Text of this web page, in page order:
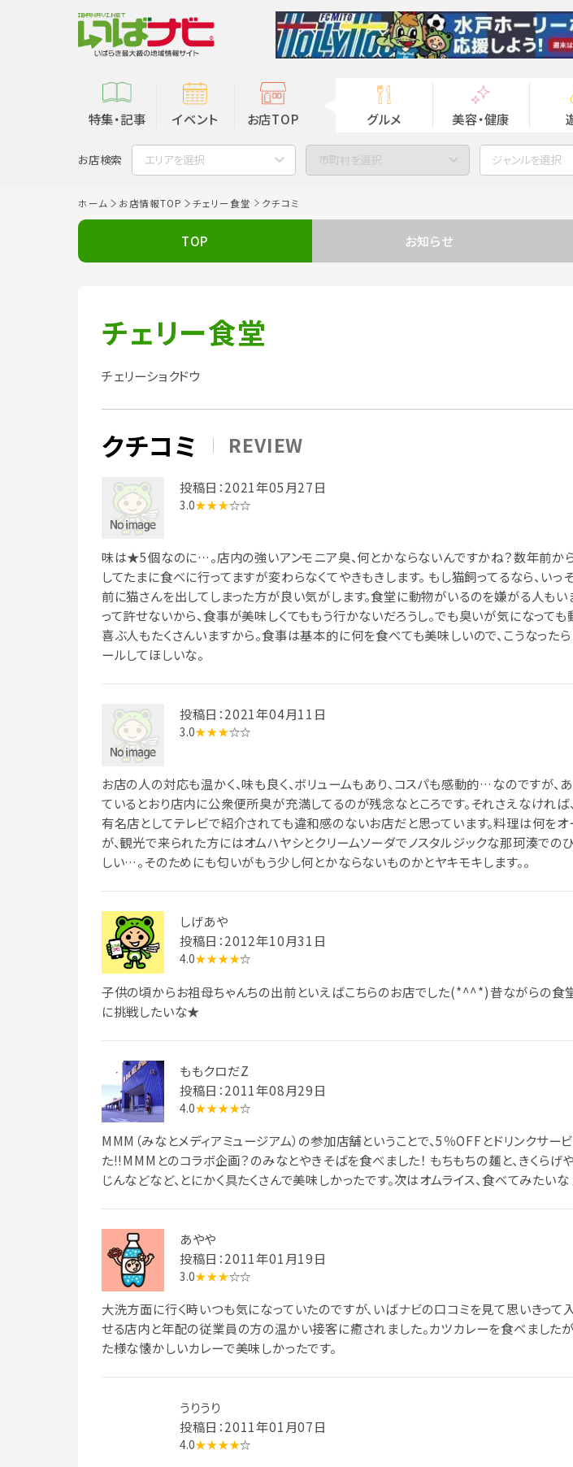
特集・記事 イベント お店TOP グルメ 美容・健康
お店検索 エリアを選択 市町村を選択 ジャンルを選択
ホーム お店情報TOP チェリー食堂 クチコミ
TOP お知らせ
チェリー食堂
チェリーショクドウ
クチコミ REVIEW
投稿日：2021年05月27日
3.0★★★☆☆
味は★5個なのに…。店内の強いアンモニア臭、何とかならないんですかね？数年前か
してたまに食べに行ってますが変わらなくてやきもきします。 もし猫飼ってるなら、い
前に猫さんを出してしまった方が良い気がします。食堂に動物がいるのを嫌がる人もい
って許せないから、食事が美味しくてももう行かないだろうし。でも臭いが気になって
喜ぶ人もたくさんいますから。食事は基本的に何を食べても美味しいので、こうなったら
ールしてほしいな。
投稿日：2021年04月11日
3.0★★★☆☆
お店の人の対応も温かく、味も良く、ボリュームもあり、コスパも感動的…なのですが、
ているとおり店内に公衆便所臭が充満してるのが残念なところです。それさえなければ
有名店としてテレビで紹介されても違和感のないお店だと思っています。料理は何を
が、観光で来られた方にはオムハヤシとクリームソーダでノスタルジックな那珂湊での
しい…。そのためにも匂いがもう少し何とかならないものかとヤキモキします。。
しげあや
投稿日：2012年10月31日
4.0★★★★☆
子供の頃からお祖母ちゃんちの出前といえばこちらのお店でした(*^^*)昔ながらの
に挑戦したいな★
ももクロだZ
投稿日：2011年08月29日
4.0★★★★☆
MMM（みなとメディアミュージアム）の参加店舗ということで、5％OFFとドリンクサー
た!!MMMとのコラボ企画？のみなとやきそばを食べました！ もちもちの麺と、きくらげや
じんなどなど、とにかく具たくさんで美味しかったです。次はオムライス、食べてみたい
あやや
投稿日：2011年01月19日
3.0★★★☆☆
大洗方面に行く時いつも気になっていたのですが、いばナビの口コミを見て思いきって
せる店内と年配の従業員の方の温かい接客に癒されました。カツカレーを食べました
た様な懐かしいカレーで美味しかったです。
うりうり
投稿日：2011年01月07日
4.0★★★★☆